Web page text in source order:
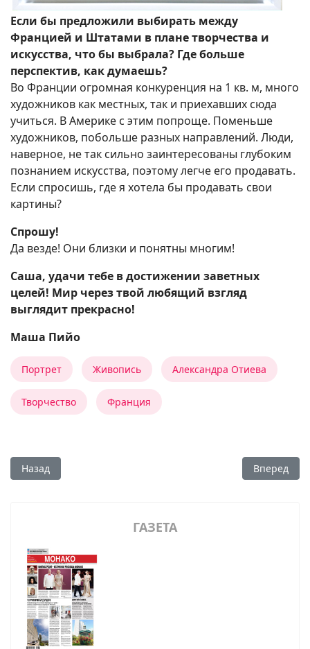
Если бы предложили выбирать между
Францией и Штатами в плане творчества и
искусства, что бы выбрала? Где больше
перспектив, как думаешь?
Во Франции огромная конкуренция на 1 кв. м, много
художников как местных, так и приехавших сюда
учиться. В Америке с этим попроще. Поменьше
художников, побольше разных направлений. Люди,
наверное, не так сильно заинтересованы глубоким
познанием искусства, поэтому легче его продавать.
Если спросишь, где я хотела бы продавать свои
картины?
Спрошу!
Да везде! Они близки и понятны многим!
Саша, удачи тебе в достижении заветных
целей! Мир через твой любящий взгляд
выглядит прекрасно!
Маша Пийо
Портрет Живопись Александра Отиева
Творчество Франция
Предыдущий: Нина Рассен - человек мира
Назад Вперед
ГАЗЕТА